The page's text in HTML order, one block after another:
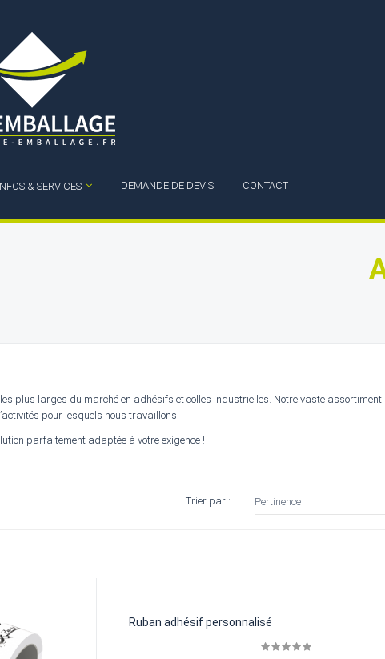
& SERVICES DEMANDE DE DEVIS CONTACT
plus larges du marché en adhésifs et colles industrielles. Notre vaste
pour lesquels nous travaillons.
parfaitement adaptée à votre exigence !
Trier par : Pertinence
Ruban adhésif personnalisé